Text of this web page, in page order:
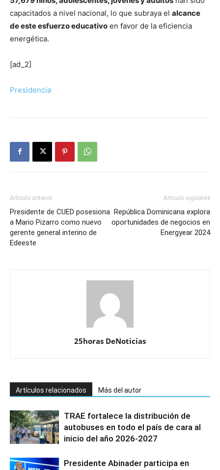
capacitados a nivel nacional, lo que subraya el alcance
de este esfuerzo educativo en favor de la eficiencia
energética.
[ad_2]
Presidencia
Artículo anterior
Presidente de CUED posesiona
a Mario Pizarro como nuevo
gerente general interino de
Edeeste
Artículo siguiente
República Dominicana explora
oportunidades de negocios en
Energyear 2024
25horas DeNoticias
Artículos relacionados Más del autor
TRAE fortalece la distribución de
autobuses en todo el país de cara al
inicio del año 2026-2027
Presidente Abinader participa en